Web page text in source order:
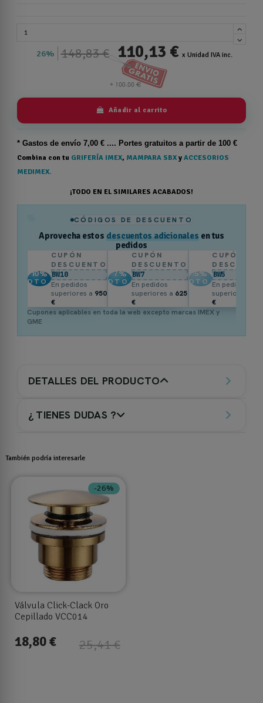
26% 148,83 € 110,13 € x Unidad IVA inc.
Añadir al carrito
* Gastos de envío 7,00 € .... Portes gratuitos a partir de 100 €
Combina con tu GRIFERÍA IMEX, MAMPARA SBX y ACCESORIOS
MEDIMEX.
¡TODO EN EL SIMILARES ACABADOS!
CÓDIGOS DE DESCUENTO
Aprovecha estos descuentos adicionales en tus
pedidos
10%
DTO.
CUPÓN
DESCUENTO
BW10
En pedidos
superiores a 950
€
7%
DTO.
CUPÓN
DESCUENTO
BW7
En pedidos
superiores a 625
€
5%
DTO.
CUPÓN
BW5
En pedidos
superiores a
€
Cupones aplicables en toda la web excepto marcas IMEX y
GME
DETALLES DEL PRODUCTO
¿ TIENES DUDAS ?
También podría interesarle
-26%
Válvula Click-Clack Oro
Cepillado VCC014
25,41 €
18,80 €